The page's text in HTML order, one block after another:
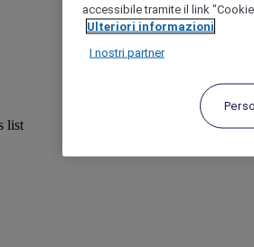
list
accessibile tramite il link
Ulteriori informazioni
I nostri partner